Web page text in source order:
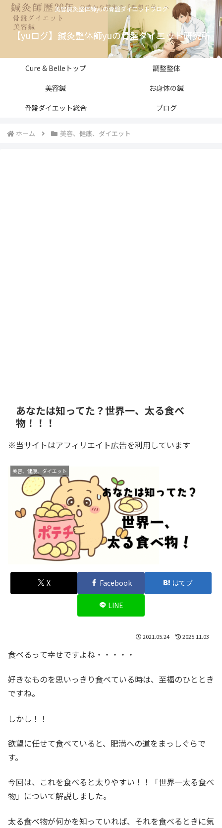
美容鍼灸整体師yuの骨盤ダイエットブログ
【yuログ】鍼灸整体師yuの骨盤ダイエット研究所
Cure & Belleトップ
調整整体
美容鍼
お身体の鍼
骨盤ダイエット総合
ブログ
ホーム 美容、健康、ダイエット
あなたは知ってた？世界一、太る食べ
物！！！
※当サイトはアフィリエイト広告を利用しています
美容、健康、ダイエット
X Facebook はてブ
LINE
2021.05.24 2025.11.03
食べるって幸せですよね・・・・・
好きなものを思いっきり食べている時は、至福のひととき
ですね。
しかし！！
欲望に任せて食べていると、肥満への道をまっしぐらで
す。
今回は、これを食べると太りやすい！！「世界一太る食べ
物」について解説しました。
太る食べ物が何かを知っていれば、それを食べるときに気